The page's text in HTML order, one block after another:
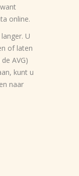
online.
U
of laten
AVG)
kunt u
naar